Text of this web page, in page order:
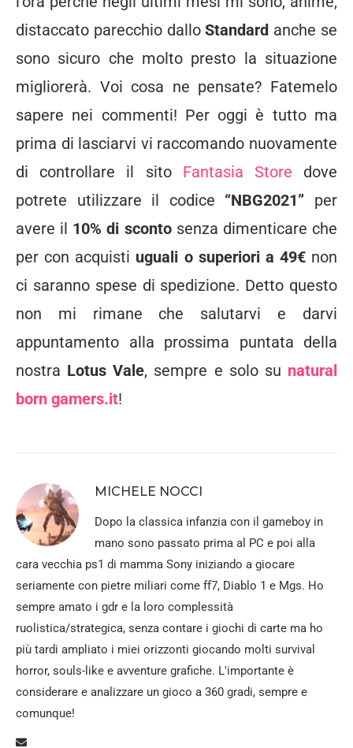
distaccato parecchio dalloStandard anche se
sono sicuro che molto presto la situazione
migliorerà. Voi cosa ne pensate? Fatemelo
sapere nei commenti! Per oggi è tutto ma
prima di lasciarvi vi raccomando nuovamente
di controllare il sito Fantasia Store dove
potrete utilizzare il codice “NBG2021” per
avere il 10% di sconto senza dimenticare che
per con acquisti uguali o superiori a 49€non
ci saranno spese di spedizione. Detto questo
non mi rimane che salutarvi e darvi
appuntamento alla prossima puntata della
nostra Lotus Vale, sempre e solo su natural
born gamers.it!
MICHELE NOCCI
Dopo la classica infanzia con il gameboy in
mano sono passato prima al PC e poi alla
cara vecchia ps1 di mamma Sony iniziando a giocare
seriamente con pietre miliari come ff7, Diablo 1 e Mgs. Ho
sempre amato i gdr e la loro complessità
ruolistica/strategica, senza contare i giochi di carte ma ho
più tardi ampliato i miei orizzonti giocando molti survival
horror, souls-like e avventure grafiche. L'importante è
considerare e analizzare un gioco a 360 gradi, sempre e
comunque!